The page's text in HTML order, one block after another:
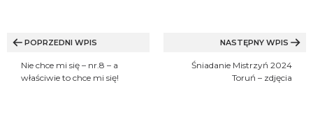
wpisu
POPRZEDNI WPIS
Nie chce mi się – nr.8 – a
właściwie to chce mi się!
NASTĘPNY WPIS
Śniadanie Mistrzyń 2024
Toruń – zdjęcia